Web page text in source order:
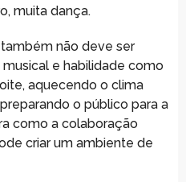
muita dança.
não deve ser
e habilidade como
aquecendo o clima
o público para a
como a colaboração
criar um ambiente de